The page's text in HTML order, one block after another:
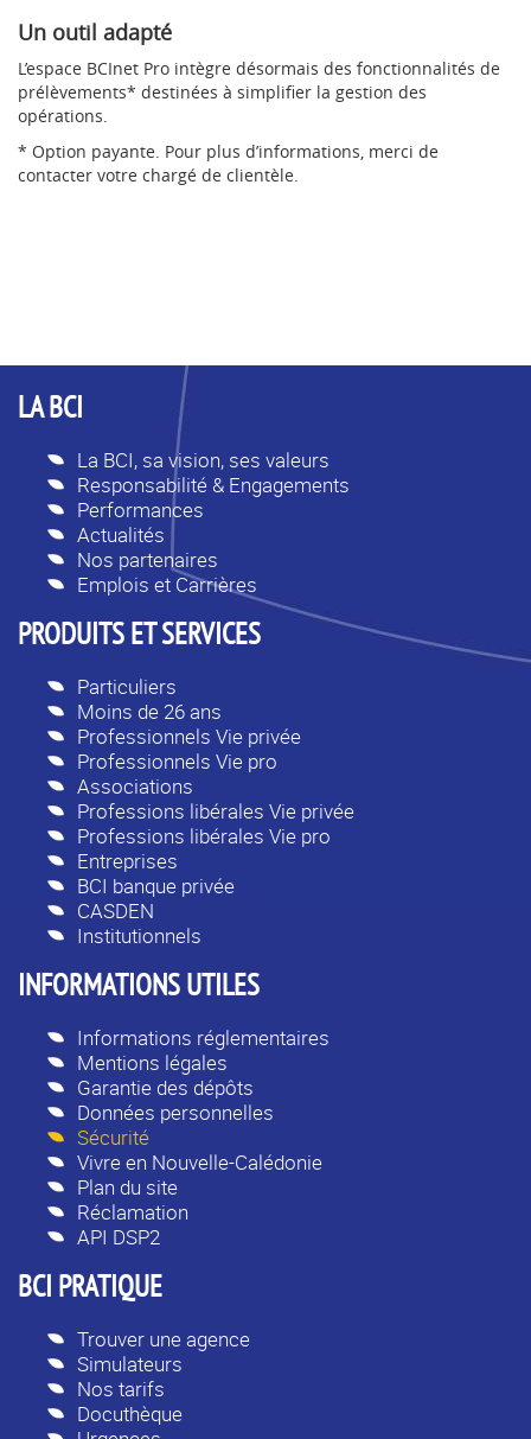
Un outil adapté
L’espace BCInet Pro intègre désormais des fonctionnalités de
prélèvements* destinées à simplifier la gestion des
opérations.
* Option payante. Pour plus d’informations, merci de
contacter votre chargé de clientèle.
LA BCI
La BCI, sa vision, ses valeurs
Responsabilité & Engagements
Performances
Actualités
Nos partenaires
Emplois et Carrières
PRODUITS ET SERVICES
Particuliers
Moins de 26 ans
Professionnels Vie privée
Professionnels Vie pro
Associations
Professions libérales Vie privée
Professions libérales Vie pro
Entreprises
BCI banque privée
CASDEN
Institutionnels
INFORMATIONS UTILES
Informations réglementaires
Mentions légales
Garantie des dépôts
Données personnelles
Sécurité
Vivre en Nouvelle-Calédonie
Plan du site
Réclamation
API DSP2
BCI PRATIQUE
Trouver une agence
Simulateurs
Nos tarifs
Docuthèque